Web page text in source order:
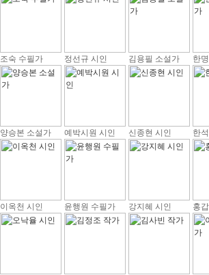
조숙 수필가 정선규 시인 김용필 소설가 한
양승본 소설가 예박시원 시인 신종현 시인 한
이옥천 시인 윤행원 수필가 강지혜 시인 홍